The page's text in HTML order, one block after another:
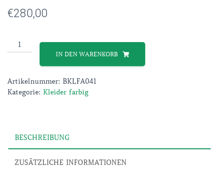
€280,00
Schulterfreies
Abendkleid
Menge
IN DEN WARENKORB
Artikelnummer: BKLFA041
Kategorie: Kleider farbig
BESCHREIBUNG
ZUSÄTZLICHE INFORMATIONEN